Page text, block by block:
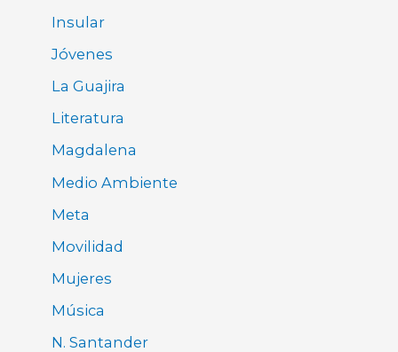
Insular
Jóvenes
La Guajira
Literatura
Magdalena
Medio Ambiente
Meta
Movilidad
Mujeres
Música
N. Santander